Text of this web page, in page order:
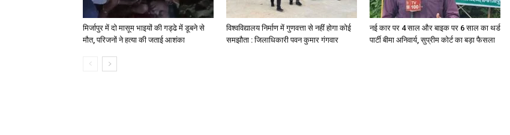
मिर्जापुर में दो मासूम भाइयों की गड्ढे में डूबने से
मौत, परिजनों ने हत्या की जताई आशंका
विश्वविद्यालय निर्माण में गुणवत्ता से नहीं होगा कोई
समझौता : जिलाधिकारी पवन कुमार गंगवार
नई कार पर 4 साल और बाइक पर 6 साल का थर्ड
पार्टी बीमा अनिवार्य, सुप्रीम कोर्ट का बड़ा फैसला